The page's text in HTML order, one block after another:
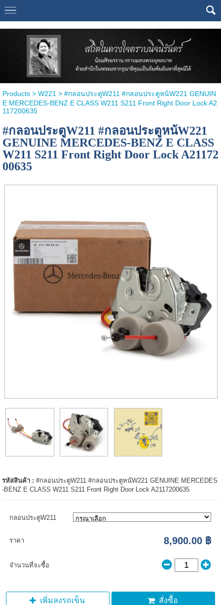
Products> W221> #กลอนประตูW211 #กลอนประตูหน้W221 GENUIN
E MERCEDES-BENZ E CLASS W211 S211 Front Right Door Lock A2
117200635
#กลอนประตูW211 #กลอนประตูหน้W221
GENUINE MERCEDES-BENZ E CLASS
W211 S211 Front Right Door Lock A21172
00635
รหัสสินค้า :#กลอนประตูW211 #กลอนประตูหน้W221 GENUINE MERCEDES
-BENZ E CLASS W211 S211 Front Right Door Lock A2117200635
กลอนประตูW211
ราคา 8,900.00 ฿
จำนวนที่จะซื้อ
เพิ่มลงรถเข็น สั่งซื้อ